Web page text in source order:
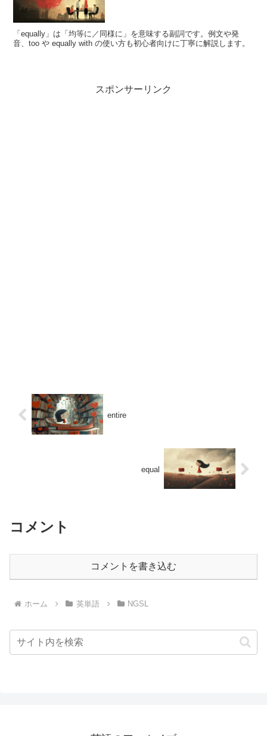
「equally」は「均等に／同様に」を意味する副詞です。例文や発
音、too や equally with の使い方も初心者向けに丁寧に解説します。
スポンサーリンク
entire
equal
コメント
コメントを書き込む
ホーム 英単語 NGSL